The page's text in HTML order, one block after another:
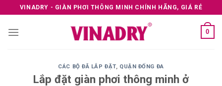
to
content
VINADRY - GIÀN PHƠI THÔNG MINH CHÍNH HÃNG, GIÁ RẺ
0
CÁC BỘ ĐÃ LẮP ĐẶT, QUẬN ĐỐNG ĐA
Lắp đặt giàn phơi thông minh ở